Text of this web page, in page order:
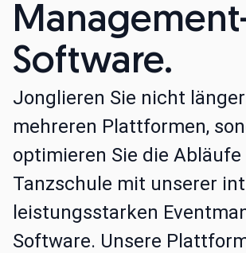
Software.
Jonglieren Sie nicht
mehreren Plattformen,
optimieren Sie die Abläufe
Tanzschule mit unserer
leistungsstarken
Software. Unsere